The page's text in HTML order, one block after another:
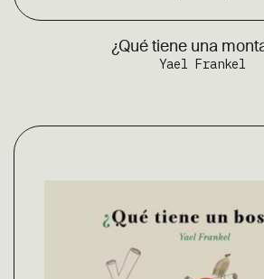
¿Qué tiene una
Yael Frankel